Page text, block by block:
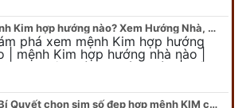
Mệnh Kim hợp hướng nào? Xem Hướng Nhà, Phòng ngủ, Làm việc hợp mệnh Kim
phá xem mệnh Kim hợp hướng
| mệnh Kim hợp hướng nhà nào |
Kim kê giường hướng nào | mệnh
#5 Bí Quyết chọn sim số đẹp hợp mệnh KIM chuẩn xác nhất